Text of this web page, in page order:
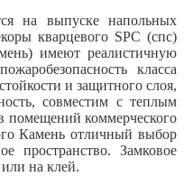
на выпуске напольных
кварцевого SPC (спс)
имеют реалистичную
класса
и защитного слоя,
совместим с теплым
помещений коммерческого
Камень отличный выбор
пространство. Замковое
на клей.